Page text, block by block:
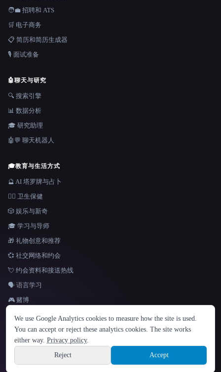
语言
English español Français Русский 简体中文
Hindi
Sign up
🧑‍💼 招聘和 ATS
🛒 电子商务
📋 简历和简历生成器
🎙️ 面试准备
🤖聊天与研究
🔍 搜索引擎
📊 数据分析
🎓 研究助理
🤖💬 聊天机器人
🎓教育与生活方式
🔮 AI 塔罗牌与占卜
👩‍⚕️ 卫生保健
🎲 娱乐与新奇
🎓 学习与导师
🎁 礼物创意和推荐
💞 社交网络和约会
💘 约会资料和接送热线
🗣️ 语言学习
🎮 赌博
Site information
© 2026 That AI Collection. 保留所有权利。
Built with Metatron ★
build de3d624c
We use Google Analytics cookies to measure how the site is used.
You can accept or reject these analytics cookies. The site works
either way. Privacy policy.
Reject
Accept